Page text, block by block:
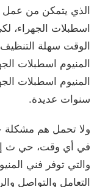
الذي يتمكن من عمل
اسطبلات الجهراء،
الوقت سهلة
المنيوم اسطبلات
المنيوم اسطبلات
سنوات عديدة.
ولا تحمل هم مشكلة
في أي وقت، حي ث إن
والتي توفر فني
التعامل والتواصل